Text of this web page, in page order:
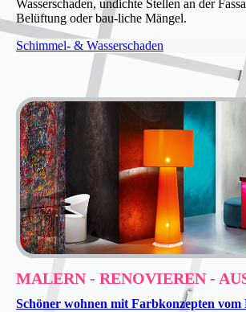
Wasserschaden, undichte Stellen an der
Belüftung oder bau-liche Mängel.
Schimmel- & Wasserschaden
MALERN - RENOVIEREN -
Schöner wohnen mit Farb­konzepten vom